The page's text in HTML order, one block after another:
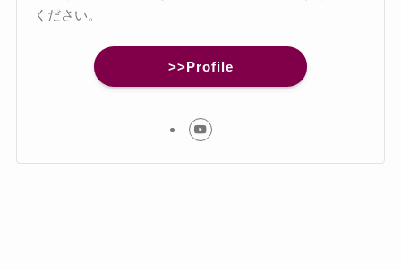
ください。
>>Profile